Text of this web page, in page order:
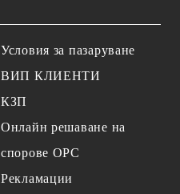
Условия за пазаруване
ВИП КЛИЕНТИ
КЗП
Онлайн решаване на
спорове OPC
Рекламации